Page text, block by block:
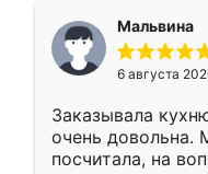
Мальвина
6 августа
Заказывала
очень довольна.
посчитала, на